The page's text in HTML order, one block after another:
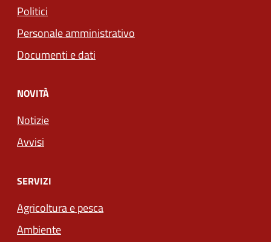
Politici
Personale amministrativo
Documenti e dati
NOVITÀ
Notizie
Avvisi
SERVIZI
Agricoltura e pesca
Ambiente